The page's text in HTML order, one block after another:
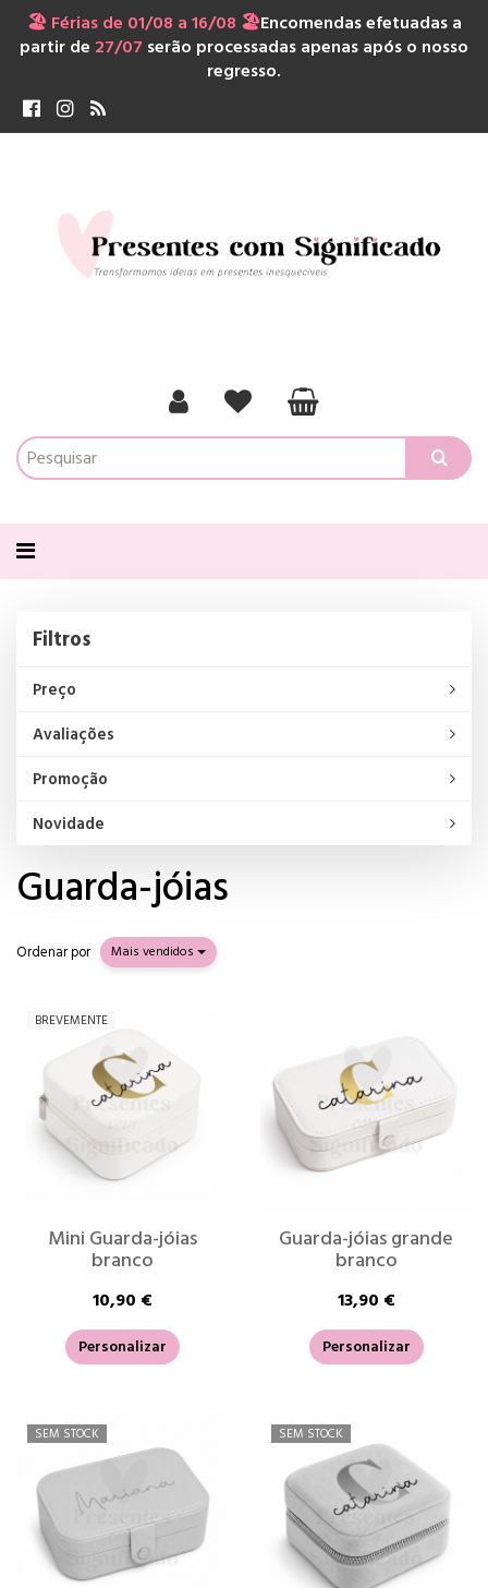
🏖️ Férias de 01/08 a 16/08 🏖️Encomendas efetuadas a
partir de 27/07 serão processadas apenas após o nosso
regresso.
Alternar
navegação
Filtros
Preço
Avaliações
Promoção
Novidade
Guarda-jóias
Ordenar por Mais vendidos
BREVEMENTE
Mini Guarda-jóias
branco
10,90 €
Personalizar
Guarda-jóias grande
branco
13,90 €
Personalizar
SEM STOCK SEM STOCK